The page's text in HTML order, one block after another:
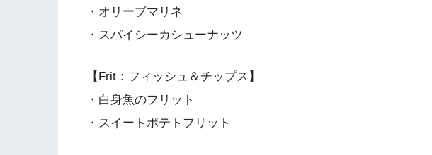
・オリーブマリネ
・スパイシーカシューナッツ
【Frit：フィッシュ＆チップス】
・白身魚のフリット
・スイートポテトフリット